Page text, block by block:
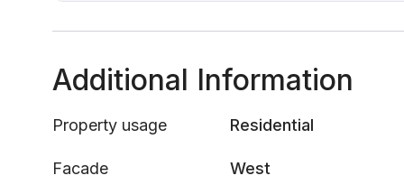
Additional Information
Property usage Residential
Facade West